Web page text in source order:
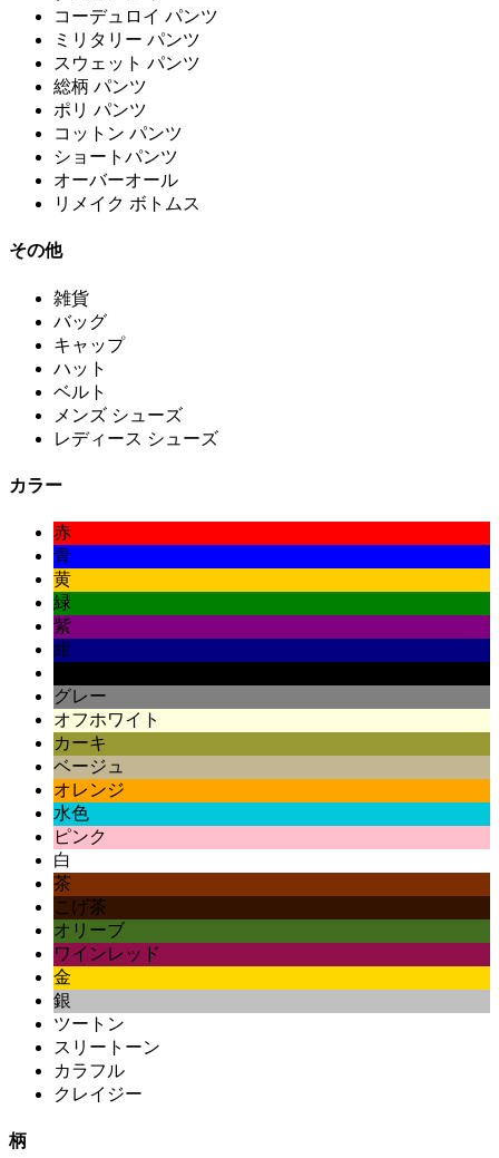
コーデュロイ パンツ
ミリタリー パンツ
スウェット パンツ
総柄 パンツ
ポリ パンツ
コットン パンツ
ショートパンツ
オーバーオール
リメイク ボトムス
その他
雑貨
バッグ
キャップ
ハット
ベルト
メンズ シューズ
レディース シューズ
カラー
赤
青
黄
緑
紫
紺
グレー
オフホワイト
カーキ
ベージュ
オレンジ
水色
ピンク
白
茶
こげ茶
オリーブ
ワインレッド
金
銀
ツートン
スリートーン
カラフル
クレイジー
柄